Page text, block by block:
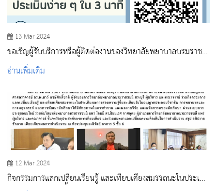
13 Mar 2024
ขอเชิญผู้รับบริการหรือผู้ติดต่องานของวิทยาลัยพยาบาลบรมราช
ชนนี สระบุรี
อ่านเพิ่มเติม
12 Mar 2024
กิจกรรมการแลกเปลี่ยนเรียนรู้ และเทียบเคียงสมรรถนะในประเด็น